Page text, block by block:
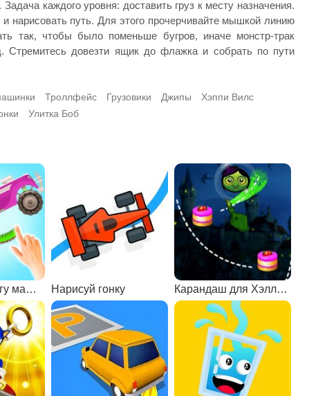
каждого уровня: доставить груз к месту назначения.
нарисовать путь. Для этого прочерчивайте мышкой линию
так, чтобы было поменьше бугров, иначе монстр-трак
Стремитесь довезти ящик до флажка и собрать по пути
Троллфейс Грузовики Джипы
Хэппи Вилс
Улитка Боб
Нарисуй дорогу машине Нарисуй гонку Карандаш для Хэллоуина